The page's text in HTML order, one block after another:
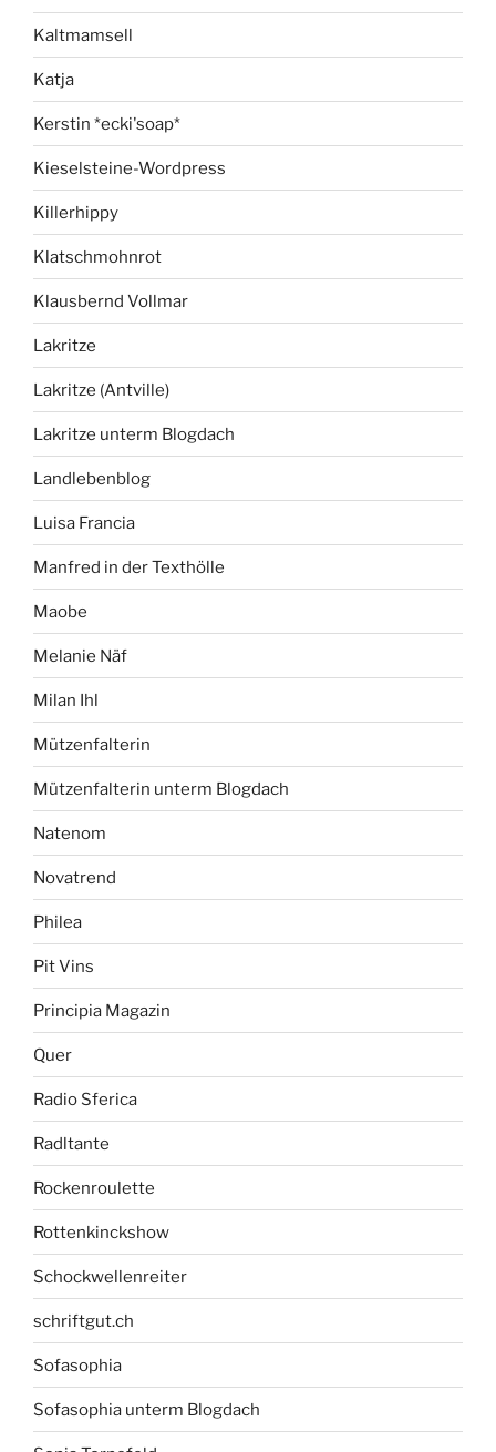
Kaltmamsell
Katja
Kerstin *ecki'soap*
Kieselsteine-Wordpress
Killerhippy
Klatschmohnrot
Klausbernd Vollmar
Lakritze
Lakritze (Antville)
Lakritze unterm Blogdach
Landlebenblog
Luisa Francia
Manfred in der Texthölle
Maobe
Melanie Näf
Milan Ihl
Mützenfalterin
Mützenfalterin unterm Blogdach
Natenom
Novatrend
Philea
Pit Vins
Principia Magazin
Quer
Radio Sferica
Radltante
Rockenroulette
Rottenkinckshow
Schockwellenreiter
schriftgut.ch
Sofasophia
Sofasophia unterm Blogdach